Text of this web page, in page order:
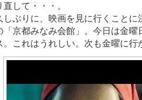
して・・・。
ぶりに、映画を見に行くことに
京都みなみ会館」。今日は金曜
。これはうれしい。次も金曜に行